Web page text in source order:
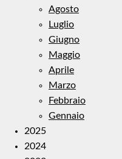
Agosto
Luglio
Giugno
Maggio
Aprile
Marzo
Febbraio
Gennaio
2025
2024